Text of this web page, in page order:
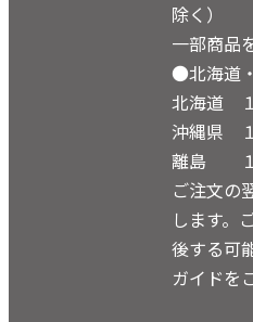
除く）
一部商品
●北海道
北海道
沖縄県
離島 １
ご注文の
します。
後する可
ガイドを